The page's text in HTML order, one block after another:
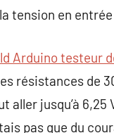
tension en
Arduino testeur
résistances de
aller jusqu’à
pas que du